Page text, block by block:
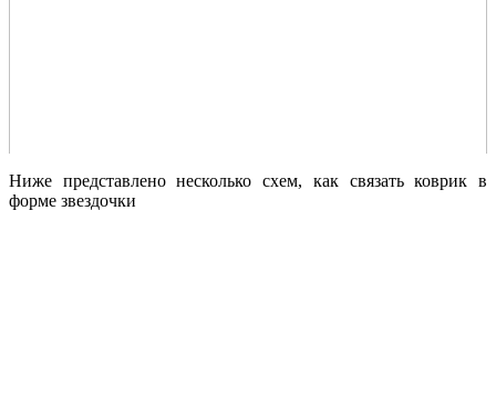
Ниже представлено несколько схем, как связать коврик в
форме звездочки